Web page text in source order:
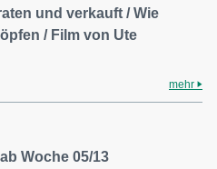
und verkauft / Wie
/ Film von Ute
mehr
Woche 05/13